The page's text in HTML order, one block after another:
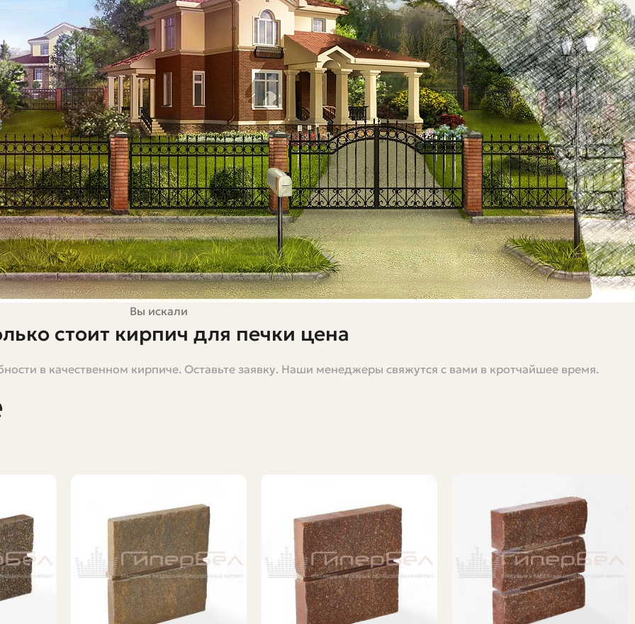
Вы искали
стоит кирпич для печки цена
в гараже или большая русская печь в доме — одна из первых и самых животрепещущих тем: сколько
и как посчитать, сколько кирпича потребуется и сколько это будет стоить. Пишу просто и по делу,
кирпич для печки
Их задача — выдерживать сильный нагрев, перепады температур и агрессивную среду горения. Если
он треснет, раскрошится или потеряет прочность. Поэтому в печном деле используют огнеупорные и
стойкостью и минимальной пористостью.
позже: ремонты, замена, риски безопасности. Поэтому выбор кирпича — это компромисс между
и чем они отличаются
в качественном кирпиче. Оставьте заявку. Наши менеджеры свяжутся с вами в кротчайшее время.